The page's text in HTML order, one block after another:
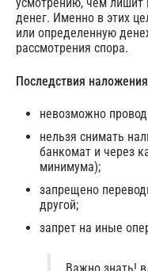
усмотрению, чем лишит
денег. Именно в этих
или определенную
рассмотрения спора.
Последствия
невозможно
нельзя снимать
банкомат и через
минимума);
запрещено
другой;
запрет на иные